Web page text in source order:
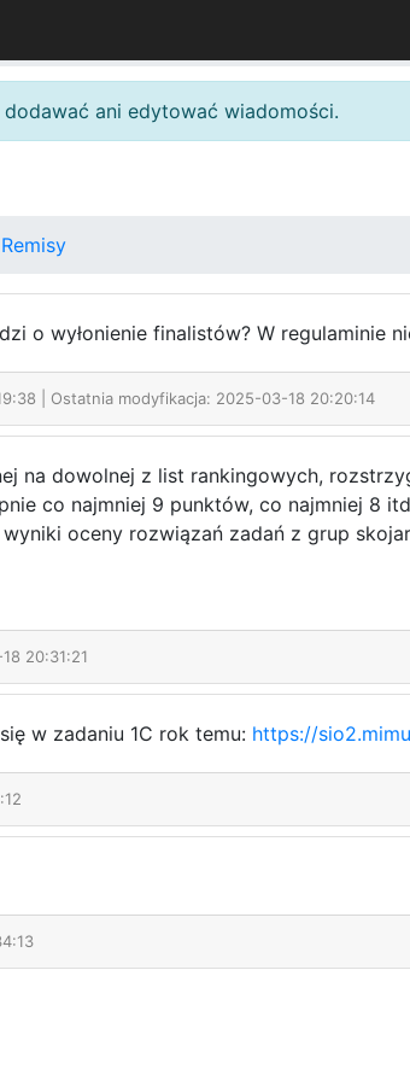
ani edytować wiadomości.
Remisy
o wyłonienie finalistów? W regulaminie
| Ostatnia modyfikacja: 2025-03-18 20:20:14
na dowolnej z list rankingowych,
co najmniej 9 punktów, co najmniej 8
oceny rozwiązań zadań z grup
20:31:21
w zadaniu 1C rok temu: https://